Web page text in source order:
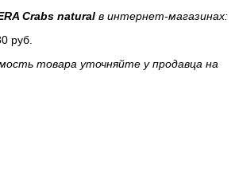
Crabs natural в интернет-магазинах:
руб.
товара уточняйте у продавца на